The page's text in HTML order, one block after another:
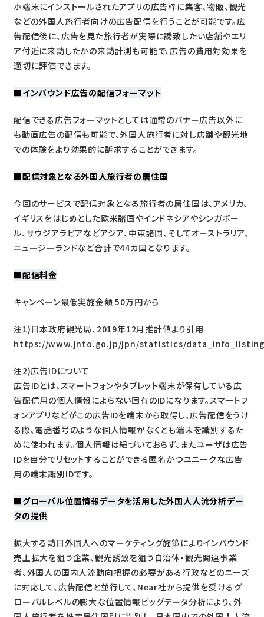
ホ端末にインストールされたアプリの広告枠に集客、物販、観光
などの外国人旅行者向けの広告配信を行うことが可能です。広
告配信後に、広告を見た旅行者が実際に誘致したい店舗やエリ
ア付近に来訪したかの来訪計測も可能で、広告の費用対効果を
適切に評価できます。
■インバウンド広告の配信フォーマット
配信できる広告フォーマットとしては通常のバナー広告以外に
も動画広告の配信も可能で、外国人旅行者に対し店舗や観光地
での体験をより効果的に訴求することができます。
■配信対象となる外国人旅行者の居住国
今回のサービスで配信対象となる旅行者の居住国は、アメリカ、
イギリスをはじめとした欧米諸国やインドネシアやシンガポー
ル、サウジアラビアなどアジア、中東諸国、そしてオーストラリア、
ニュージーランドなど合計で44カ国となります。
■配信料金
キャンペーン最低実施金額 50万円から
注1)日本政府観光局、2019年12月推計値より引用
https://www.jnto.go.jp/jpn/statistics/
注2)広告IDについて
広告IDとは、スマートフォンやタブレット端末が保有している広
告配信用の個人情報によらない固有のIDになります。スマートフ
ォンアプリなどがこの広告IDを端末から取得し、広告配信をうけ
る際、電話番号のような個人情報がなくとも端末を識別するた
めに使われます。個人情報は紐づいておらず、またユーザは広告
IDを自分でリセットすることができる匿名かつユニークな広告
用の端末識別IDです。
■グローバル位置情報データを活用した外国人人流分析デー
タの提供
拡大する訪日外国人へのマーケティング施策によりインバウンド
売上拡大を狙う企業、観光誘致を狙う自治体・観光関連事業
者、外国人の国内人流動向把握の必要がある行政などのニーズ
に対応して、広告配信と並行して、Near社から提供を受けるグ
ローバルレベルの膨大な位置情報ビッグデータ分析により、外